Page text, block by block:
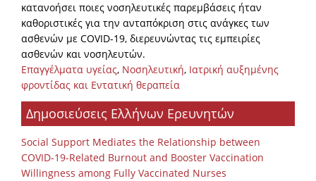
κατανοήσει ποιες νοσηλευτικές παρεμβάσεις ήταν
καθοριστικές για την ανταπόκριση στις ανάγκες των
ασθενών με COVID-19, διερευνώντας τις εμπειρίες
ασθενών και νοσηλευτών.
Επαγγέλματα υγείας, Νοσηλευτική, Ιατρική αυξημένης
φροντίδας και Εντατική θεραπεία
Δημοσιεύσεις Ελλήνων Ερευνητών
Social Support Mediates the Relationship between
COVID-19-Related Burnout and Booster Vaccination
Willingness among Fully Vaccinated Nurses